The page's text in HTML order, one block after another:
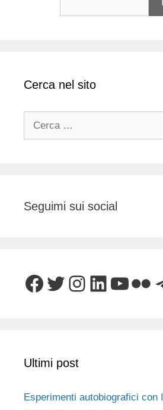
Cerca nel sito
Seguimi sui social
Facebook
Twitter
Instagram
Ultimi post
Esperimenti autobiografici con